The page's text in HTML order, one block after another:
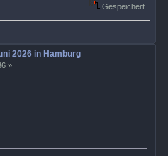
Gespeichert
2026 in Hamburg
»